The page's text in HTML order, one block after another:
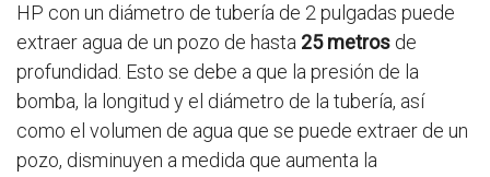
HP con un diámetro de tubería de 2 pulgadas puede
extraer agua de un pozo de hasta 25 metros de
profundidad. Esto se debe a que la presión de la
bomba, la longitud y el diámetro de la tubería, así
como el volumen de agua que se puede extraer de un
pozo, disminuyen a medida que aumenta la